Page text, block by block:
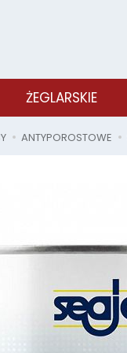
ŻEGLARSKIE
ANTYPOROSTOWE